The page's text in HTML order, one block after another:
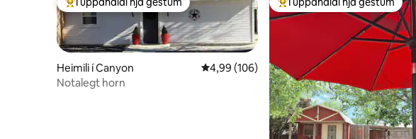
Í mestu uppáhaldi hjá gestum
Heimili í Canyon 4,99 af 5 í meðaleinkunn, 106 umsagnir
4,99 (106)
Notalegt horn
Í mestu uppáhaldi hjá gestum